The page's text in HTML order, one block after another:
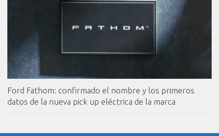
Ford Fathom: confirmado el nombre y los primeros
datos de la nueva pick up eléctrica de la marca